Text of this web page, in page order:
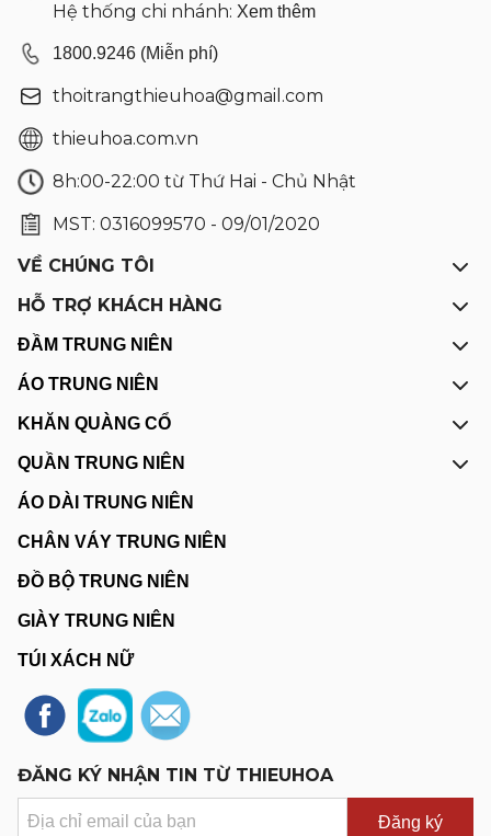
Hệ thống chi nhánh: Xem thêm
1800.9246 (Miễn phí)
thoitrangthieuhoa@gmail.com
thieuhoa.com.vn
8h:00-22:00 từ Thứ Hai - Chủ Nhật
MST: 0316099570 - 09/01/2020
VỀ CHÚNG TÔI
HỖ TRỢ KHÁCH HÀNG
ĐẦM TRUNG NIÊN
ÁO TRUNG NIÊN
KHĂN QUÀNG CỔ
QUẦN TRUNG NIÊN
ÁO DÀI TRUNG NIÊN
CHÂN VÁY TRUNG NIÊN
ĐỒ BỘ TRUNG NIÊN
GIÀY TRUNG NIÊN
TÚI XÁCH NỮ
ĐĂNG KÝ NHẬN TIN TỪ THIEUHOA
Đăng ký